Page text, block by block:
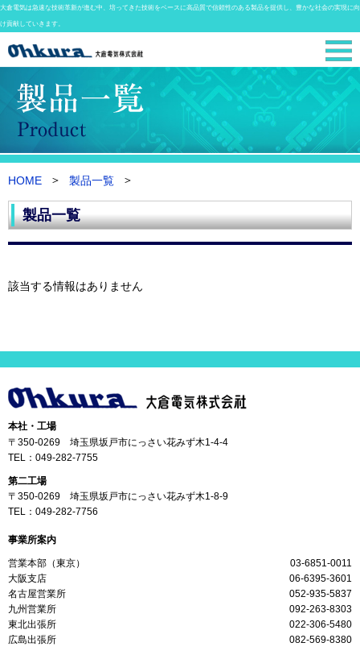
大倉電気は急速な技術革新が進む中、培ってきた技術をベースに高品質で信頼性のある製品を提供し、豊かな社会の実現に向
け貢献していきます。
HOME 製品一覧
製品一覧
該当する情報はありません
本社・工場
〒350-0269 埼玉県坂戸市にっさい花みず木1-4-4
TEL： 049-282-7755
第二工場
〒350-0269 埼玉県坂戸市にっさい花みず木1-8-9
TEL： 049-282-7756
事業所案内
営業本部（東京）
03-6851-0011
大阪支店
06-6395-3601
名古屋営業所
052-935-5837
九州営業所
092-263-8303
東北出張所
022-306-5480
広島出張所
082-569-8380